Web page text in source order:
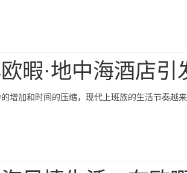
暇·地中海酒店引
增加和时间的压缩，现代上班族的生活节奏越